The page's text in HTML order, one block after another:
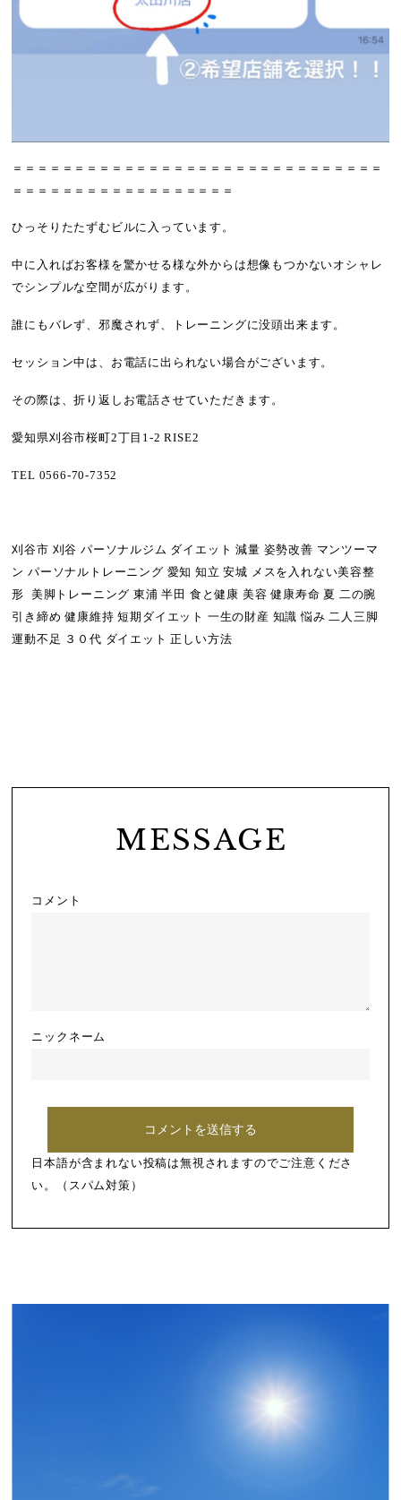
＝＝＝＝＝＝＝＝＝＝＝＝＝＝＝＝＝＝＝＝＝＝＝＝＝＝＝＝＝＝
＝＝＝＝＝＝＝＝＝＝＝＝＝＝＝＝＝＝
ひっそりたたずむビルに入っています。
中に入ればお客様を驚かせる様な外からは想像もつかないオシャレ
でシンプルな空間が広がります。
誰にもバレず、邪魔されず、トレーニングに没頭出来ます。
セッション中は、お電話に出られない場合がございます。
その際は、折り返しお電話させていただきます。
愛知県刈谷市桜町2丁目1-2 RISE2
TEL 0566-70-7352
刈谷市 刈谷 パーソナルジム ダイエット 減量 姿勢改善 マンツーマ
ン パーソナルトレーニング 愛知 知立 安城 メスを入れない美容整
形 美脚トレーニング 東浦 半田 食と健康 美容 健康寿命 夏 二の腕
引き締め 健康維持 短期ダイエット 一生の財産 知識 悩み 二人三脚
運動不足 ３０代 ダイエット 正しい方法
MESSAGE
コメント
ニックネーム
日本語が含まれない投稿は無視されますのでご注意くださ
い。（スパム対策）